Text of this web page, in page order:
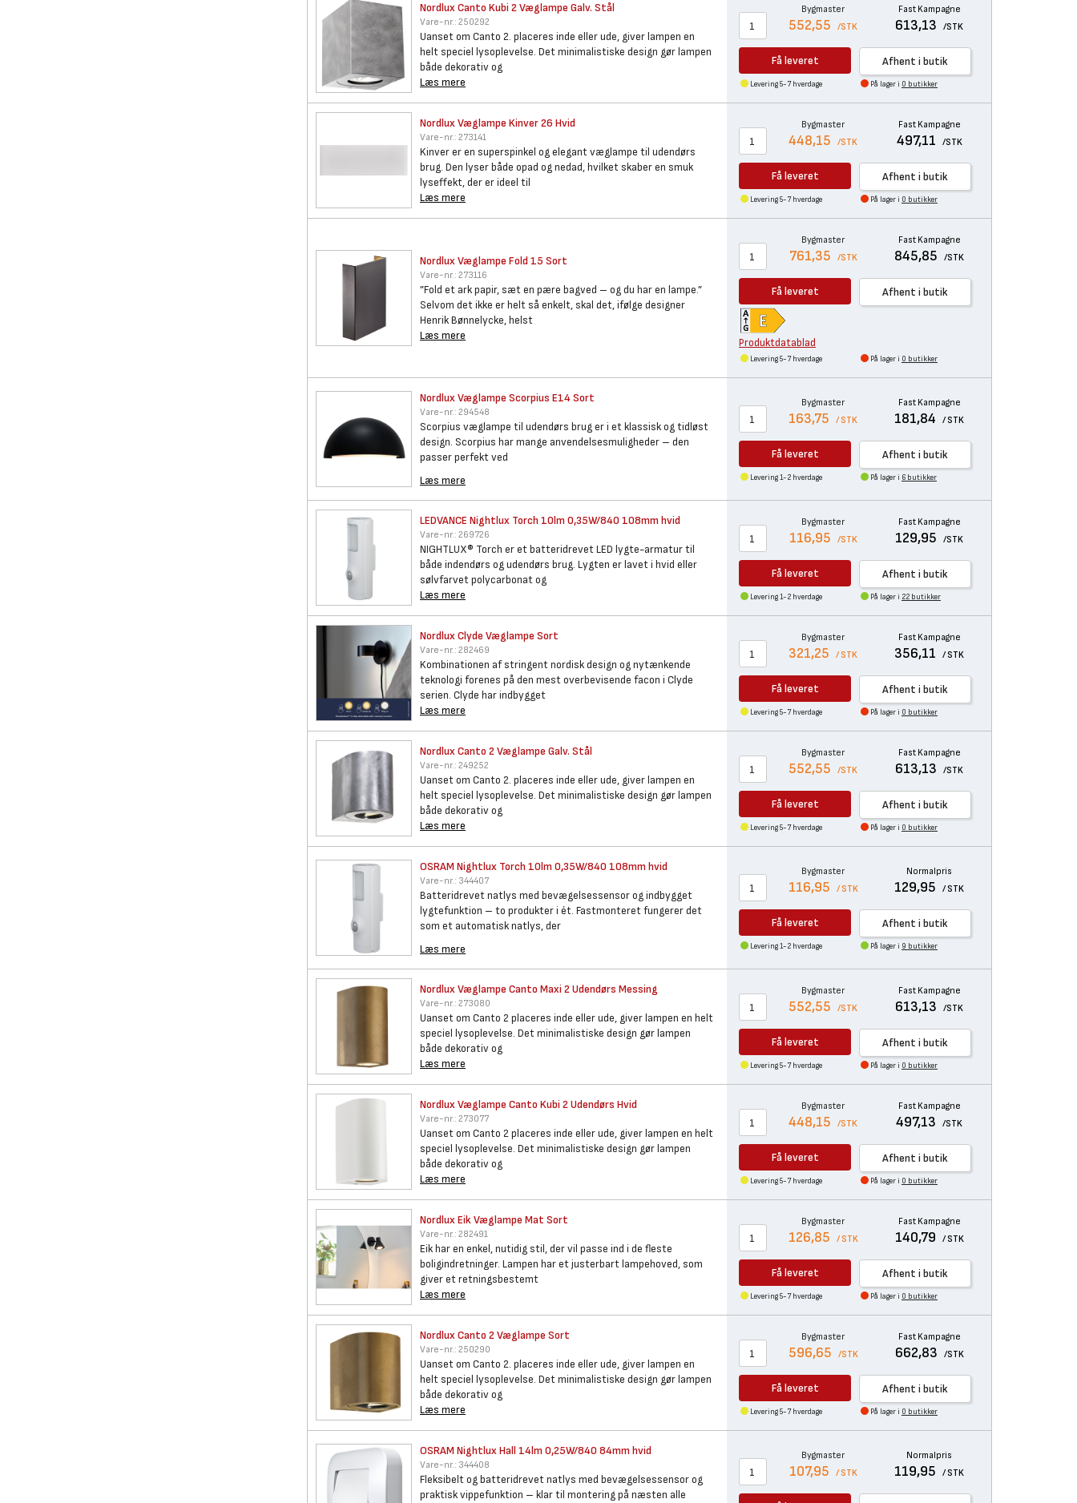
Nordlux Canto Kubi 2 Væglampe Galv. Stål
Vare-nr.: 250292
Uanset om Canto 2. placeres inde eller ude, giver lampen en
helt speciel lysoplevelse. Det minimalistiske design gør lampen
både dekorativ og
Læs mere
Bygmaster
552,55 /STK
Fast Kampagne
613,13 /STK
Få leveret Afhent i butik
Levering 5-7 hverdage På lager i 0 butikker
Nordlux Væglampe Kinver 26 Hvid
Vare-nr.: 273141
Kinver er en superspinkel og elegant væglampe til udendørs
brug. Den lyser både opad og nedad, hvilket skaber en smuk
lyseffekt, der er ideel til
Læs mere
Bygmaster
448,15 /STK
Fast Kampagne
497,11 /STK
Få leveret Afhent i butik
Levering 5-7 hverdage På lager i 0 butikker
Nordlux Væglampe Fold 15 Sort
Vare-nr.: 273116
”Fold et ark papir, sæt en pære bagved – og du har en lampe.”
Selvom det ikke er helt så enkelt, skal det, ifølge designer
Henrik Bønnelycke, helst
Læs mere
Bygmaster
761,35 /STK
Fast Kampagne
845,85 /STK
Få leveret
Produktdatablad
Afhent i butik
Levering 5-7 hverdage På lager i 0 butikker
Nordlux Væglampe Scorpius E14Sort
Vare-nr.: 294548
Scorpius væglampe til udendørs brug er i et klassisk og tidløst
design. Scorpius har mange anvendelsesmuligheder – den
passer perfekt ved
Læs mere
Bygmaster
163,75 / STK
Fast Kampagne
181,84 / STK
Få leveret Afhent i butik
Levering 1-2 hverdage På lager i 6 butikker
LEDVANCE Nightlux Torch 10lm 0,35W/840 108mm hvid
Vare-nr.: 269726
NIGHTLUX® Torch er et batteridrevet LED lygte-armatur til
både indendørs og udendørs brug. Lygten er lavet i hvid eller
sølvfarvet polycarbonat og
Læs mere
Bygmaster
116,95 /STK
Fast Kampagne
129,95 /STK
Få leveret Afhent i butik
Levering 1-2 hverdage På lager i 22 butikker
Nordlux Clyde Væglampe Sort
Vare-nr.: 282469
Kombinationen af stringent nordisk design og nytænkende
teknologi forenes på den mest overbevisende facon i Clyde
serien. Clyde har indbygget
Læs mere
Bygmaster
321,25 / STK
Fast Kampagne
356,11 / STK
Få leveret Afhent i butik
Levering 5-7 hverdage På lager i 0 butikker
Nordlux Canto 2 Væglampe Galv. Stål
Vare-nr.: 249252
Uanset om Canto 2. placeres inde eller ude, giver lampen en
helt speciel lysoplevelse. Det minimalistiske design gør lampen
både dekorativ og
Læs mere
Bygmaster
552,55 /STK
Fast Kampagne
613,13 /STK
Få leveret Afhent i butik
Levering 5-7 hverdage På lager i 0 butikker
OSRAM Nightlux Torch 10lm 0,35W/840 108mm hvid
Vare-nr.: 344407
Batteridrevet natlys med bevægelsessensor og indbygget
lygtefunktion – to produkter i ét. Fastmonteret fungerer det
som et automatisk natlys, der
Læs mere
Bygmaster
116,95 / STK
Normalpris
129,95 / STK
Få leveret Afhent i butik
Levering 1-2 hverdage På lager i 9 butikker
Nordlux Væglampe Canto Maxi 2Udendørs Messing
Vare-nr.: 273080
Uanset om Canto 2 placeres inde eller ude, giver lampen en helt
speciel lysoplevelse. Det minimalistiske design gør lampen
både dekorativ og
Læs mere
Bygmaster
552,55 /STK
Fast Kampagne
613,13 /STK
Få leveret Afhent i butik
Levering 5-7 hverdage På lager i 0 butikker
Nordlux Væglampe Canto Kubi 2Udendørs Hvid
Vare-nr.: 273077
Uanset om Canto 2 placeres inde eller ude, giver lampen en helt
speciel lysoplevelse. Det minimalistiske design gør lampen
både dekorativ og
Læs mere
Bygmaster
448,15 /STK
Fast Kampagne
497,13 /STK
Få leveret Afhent i butik
Levering 5-7 hverdage På lager i 0 butikker
Nordlux Eik Væglampe Mat Sort
Vare-nr.: 282491
Eik har en enkel, nutidig stil, der vil passe ind i de fleste
boligindretninger. Lampen har et justerbart lampehoved, som
giver et retningsbestemt
Læs mere
Bygmaster
126,85 / STK
Fast Kampagne
140,79 / STK
Få leveret Afhent i butik
Levering 5-7 hverdage På lager i 0 butikker
Nordlux Canto 2 Væglampe Sort
Vare-nr.: 250290
Uanset om Canto 2. placeres inde eller ude, giver lampen en
helt speciel lysoplevelse. Det minimalistiske design gør lampen
både dekorativ og
Læs mere
Bygmaster
596,65 /STK
Fast Kampagne
662,83 /STK
Få leveret Afhent i butik
Levering 5-7 hverdage På lager i 0 butikker
OSRAM Nightlux Hall 14lm 0,25W/840 84mm hvid
Vare-nr.: 344408
Fleksibelt og batteridrevet natlys med bevægelsessensor og
praktisk vippefunktion – klar til montering på næsten alle
Bygmaster
107,95 / STK
Normalpris
119,95 / STK